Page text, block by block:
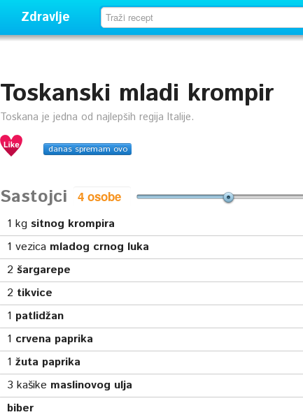
Zdravlje
Toskanski mladi krompir
Toskana je jedna od najlepših regija Italije.
danas spremam ovo
Sastojci
1 kg sitnog krompira
1 vezica mladog crnog luka
2 šargarepe
2 tikvice
1 patlidžan
1 crvena paprika
1 žuta paprika
3 kašike maslinovog ulja
biber